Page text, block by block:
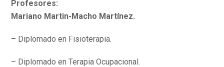
Profesores:
Mariano Martin-Macho Martínez.
– Diplomado en Fisioterapia.
– Diplomado en Terapia Ocupacional.